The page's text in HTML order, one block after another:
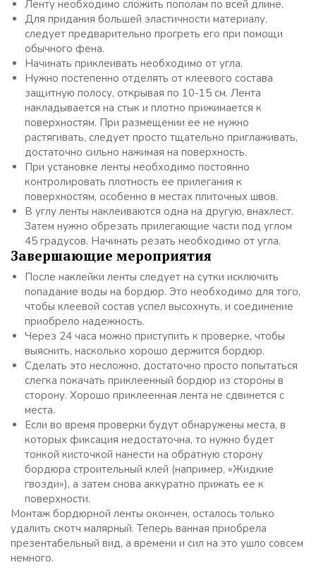
Ленту необходимо сложить пополам по всей длине.
Для придания большей эластичности материалу,
следует предварительно прогреть его при помощи
обычного фена.
Начинать приклеивать необходимо от угла.
Нужно постепенно отделять от клеевого состава
защитную полосу, открывая по 10-15 см. Лента
накладывается на стык и плотно прижимается к
поверхностям. При размещении ее не нужно
растягивать, следует просто тщательно приглаживать,
достаточно сильно нажимая на поверхность.
При установке ленты необходимо постоянно
контролировать плотность ее прилегания к
поверхностям, особенно в местах плиточных швов.
В углу ленты наклеиваются одна на другую, внахлест.
Затем нужно обрезать прилегающие части под углом
45 градусов. Начинать резать необходимо от угла.
Завершающие мероприятия
После наклейки ленты следует на сутки исключить
попадание воды на бордюр. Это необходимо для того,
чтобы клеевой состав успел высохнуть, и соединение
приобрело надежность.
Через 24 часа можно приступить к проверке, чтобы
выяснить, насколько хорошо держится бордюр.
Сделать это несложно, достаточно просто попытаться
слегка покачать приклеенный бордюр из стороны в
сторону. Хорошо приклеенная лента не сдвинется с
места.
Если во время проверки будут обнаружены места, в
которых фиксация недостаточна, то нужно будет
тонкой кисточкой нанести на обратную сторону
бордюра строительный клей (например, «Жидкие
гвозди»), а затем снова аккуратно прижать ее к
поверхности.
Монтаж бордюрной ленты окончен, осталось только
удалить скотч малярный. Теперь ванная приобрела
презентабельный вид, а времени и сил на это ушло совсем
немного.